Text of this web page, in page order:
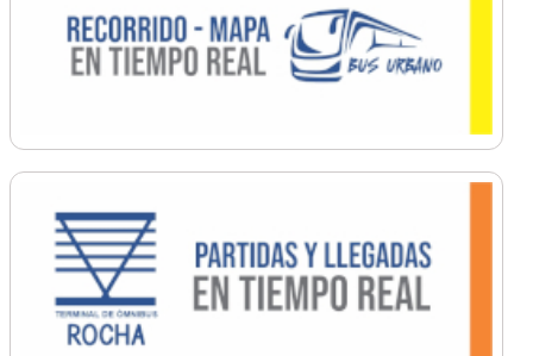
Ordenamiento
Promoción Social
Salud
Secretaría General